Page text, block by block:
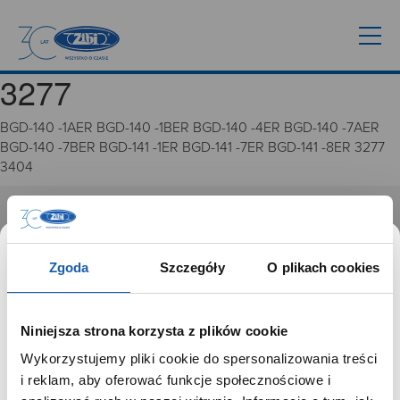
Zgoda Szczegóły O plikach cookies
Niniejsza strona korzysta z plików cookie
Wykorzystujemy pliki cookie do spersonalizowania treści
i reklam, aby oferować funkcje społecznościowe i
3277
BGD-140 -1AER BGD-140 -1BER BGD-140 -4ER BGD-140 -7AER
BGD-140 -7BER BGD-141 -1ER BGD-141 -7ER BGD-141 -8ER 3277
3404
GRUPA ZIBI
Historia
Kariera
Zgoda na ciasteczka
SZANOWNY UŻYTKOWNIKU,